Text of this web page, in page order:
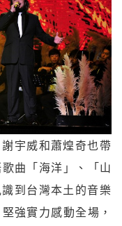
謝宇威和蕭煌奇也帶
曲「海洋」、「山
到台灣本土的音樂
強實力感動全場，